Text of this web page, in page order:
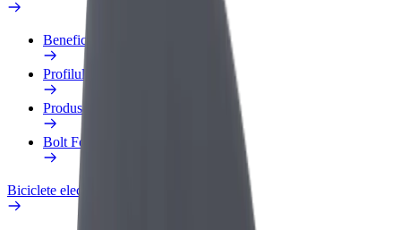
Beneficii
Profilul de Serviciu
Produse
Bolt Food for Business
Biciclete electrice